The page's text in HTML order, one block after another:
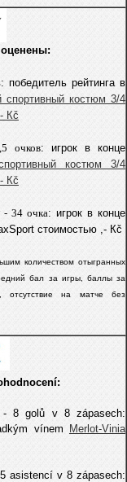
оценены:
рейтинга в
спортивный костюм 3/4
Кč
очков: игрок в конце
костюм 3/4
Кč
- 34 очкa: игрок в конце
стоимостью ,- Кč
количеством отыгранных
бал за игры, баллы за
отсутствие на матче без
8 golů v 8 zápasech:
vínem
Merlot-Vinia
asistencí v 8 zápasech: